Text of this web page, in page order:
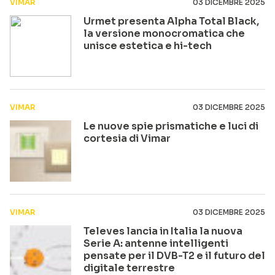
VIMAR 03 DICEMBRE 2025
Urmet presenta Alpha Total Black,
la versione monocromatica che
unisce estetica e hi-tech
VIMAR 03 DICEMBRE 2025
Le nuove spie prismatiche e luci di
cortesia di Vimar
VIMAR 03 DICEMBRE 2025
Televes lancia in Italia la nuova
Serie A: antenne intelligenti
pensate per il DVB-T2 e il futuro del
digitale terrestre